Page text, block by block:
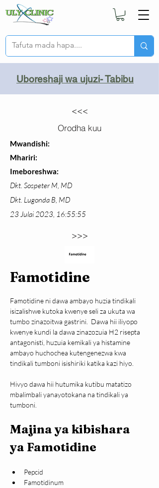
Uboreshaji wa ujuzi- Tabibu
<<<
Orodha kuu
Mwandishi:
Mhariri:
Imeboreshwa:
Dkt. Sospeter M, MD
Dkt. Lugonda B, MD
23 Julai 2023, 16:55:55
>>>
Famotidine
Famotidine ni dawa ambayo huzia tindikali
isizalishwe kutoka kwenye seli za ukuta wa
tumbo zinazoitwa gastrini.  Dawa hii iliyopo
kwenye kundi la dawa zinazozuia H2 risepta
antagonisti, huzuia kemikali ya histamine
ambayo huchochea kutengenezwa kwa
tindikali tumboni isishiriki katika kazi hiyo.
Hivyo dawa hii hutumika kutibu matatizo
mbalimbali yanayotokana na tindikali ya
tumboni.
Majina ya kibishara
ya Famotidine
Pepcid
Famotidinum